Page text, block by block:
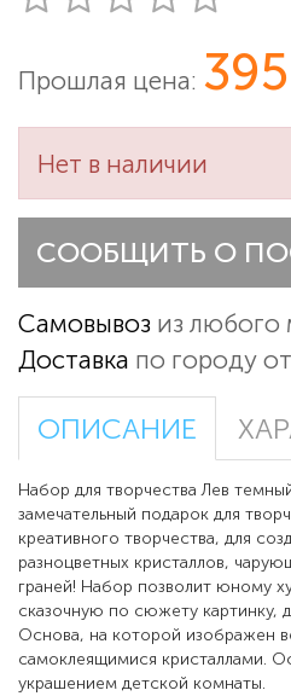
Прошлая цена:
Нет в наличии
СООБЩИТЬ О
Самовывоз из любого
Доставка по городу
ОПИСАНИЕ
Набор для творчества Лев
замечательный подарок для
креативного творчества, для
разноцветных кристаллов,
граней! Набор позволит юному
сказочную по сюжету картинку,
Основа, на которой изображен
самоклеящимися кристаллами.
украшением детской комнаты.